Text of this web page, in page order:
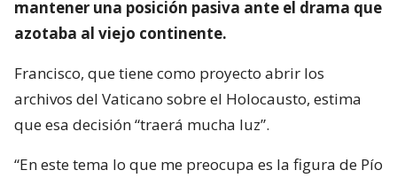
mantener una posición pasiva ante el drama que
azotaba al viejo continente.
Francisco, que tiene como proyecto abrir los
archivos del Vaticano sobre el Holocausto, estima
que esa decisión “traerá mucha luz”.
“En este tema lo que me preocupa es la figura de Pío